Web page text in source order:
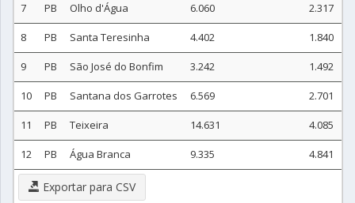
7 PB Olho d'Água 6.060 2.317
8 PB Santa Teresinha 4.402 1.840
9 PB São José do Bonfim 3.242 1.492
10 PB Santana dos Garrotes 6.569 2.701
11 PB Teixeira 14.631 4.085
12 PB Água Branca 9.335 4.841
Exportar para CSV